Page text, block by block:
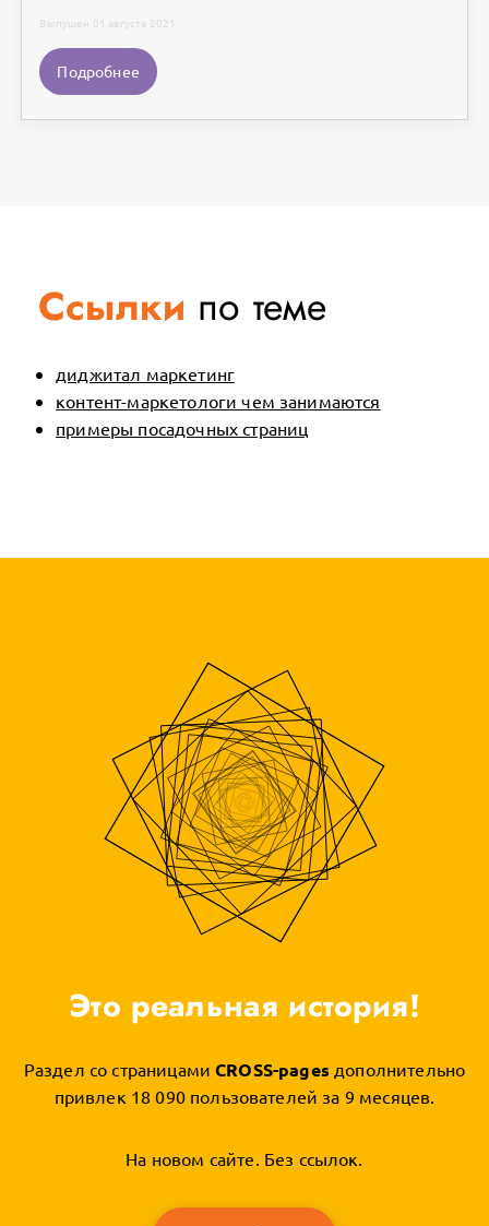
Выпущен 01 августа 2021
Подробнее
Ссылки по теме
диджитал маркетинг
контент-маркетологи чем занимаются
примеры посадочных страниц
Это реальная история!
Раздел со страницамиCROSS-pages дополнительно
привлек 18 090 пользователей за 9 месяцев.
На новом сайте. Без ссылок.